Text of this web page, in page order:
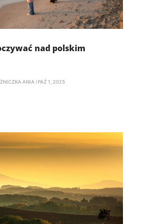
nad polskim
ANIA | PAŹ 1, 2025